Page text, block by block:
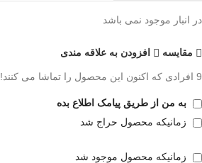
در انبار موجود نمی باشد
مقايسه افزودن به علاقه مندی
9 افرادی که اکنون این محصول را تماشا می کنند!
به من از طریق پیامک اطلاع بده
زمانیکه محصول حراج شد
زمانیکه محصول موجود شد